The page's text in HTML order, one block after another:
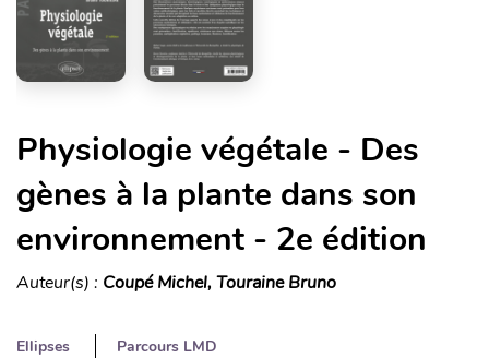
Physiologie végétale - Des
gènes à la plante dans son
environnement - 2e édition
Auteur(s) : Coupé Michel, Touraine Bruno
Ellipses
Parcours LMD